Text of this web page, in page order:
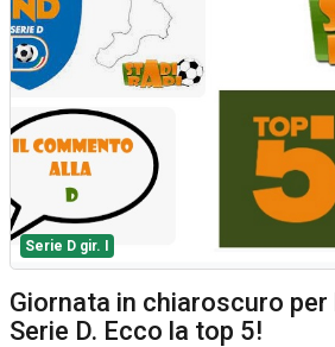
Serie D gir. I
Giornata in chiaroscuro per
Serie D. Ecco la top 5!